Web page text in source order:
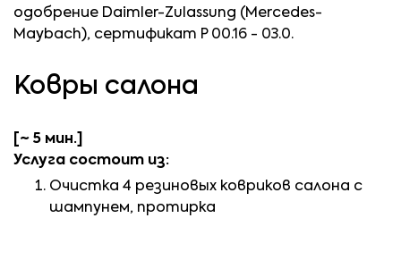
одобрение Daimler-Zulassung (Mercedes-
Maybach), сертификат P 00.16 - 03.0.
Ковры салона
[~ 5 мин.]
Услуга состоит из:
Очистка 4 резиновых ковриков салона с
шампунем, протирка